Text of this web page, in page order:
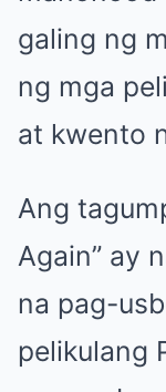
galing ng
ng mga
at kwento
Ang
Again” ay
na pag-
pelikulang